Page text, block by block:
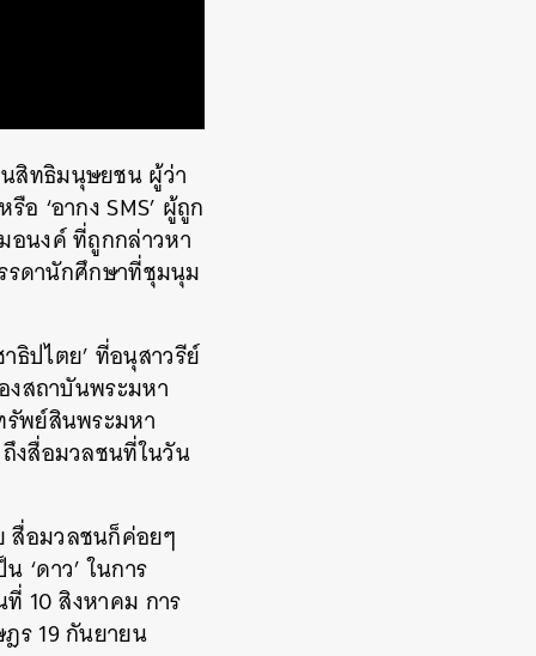
สิทธิมนุษยชน ผู้ว่า
‘อากง SMS’ ผู้ถูก
นงค์ ที่ถูกกล่าวหา
รดานักศึกษาที่ชุมนุม
ธิปไตย’ ที่อนุสาวรีย์
งสถาบันพระมหา
รัพย์สินพระมหา
งสื่อมวลชนที่ในวัน
สื่อมวลชนก็ค่อยๆ
‘ดาว’ ในการ
10 สิงหาคม การ
ร 19 กันยายน